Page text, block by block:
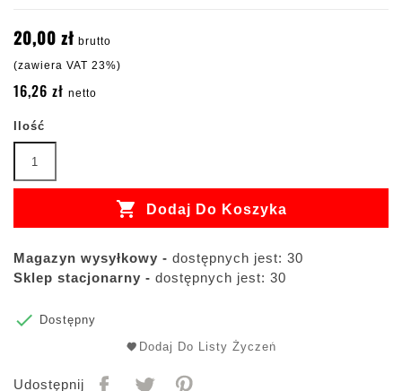
20,00 zł brutto
(zawiera VAT 23%)
16,26 zł netto
Ilość
 Dodaj Do Koszyka
Magazyn wysyłkowy - dostępnych jest: 30
Sklep stacjonarny - dostępnych jest: 30

Dostępny
Dodaj Do Listy Życzeń
Udostępnij